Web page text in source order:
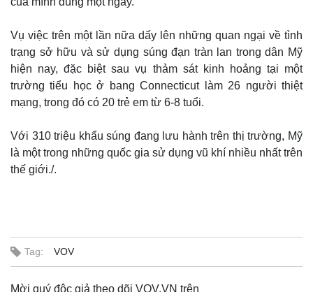
Thế giới
Quan sát
Multimedia
Video
Vụ việc trên một lần nữa dấy lên những quan ngại về tình
trạng sở hữu và sử dụng súng đạn tràn lan trong dân Mỹ
hiện nay, đặc biệt sau vụ thảm sát kinh hoảng tại một
trường tiểu học ở bang Connecticut làm 26 người thiệt
mạng, trong đó có 20 trẻ em từ 6-8 tuổi.
Với 310 triệu khẩu súng đang lưu hành trên thị trường, Mỹ
là một trong những quốc gia sử dụng vũ khí nhiều nhất trên
thế giới./.
Tag: VOV
Mời quý độc giả theo dõi VOV.VN trên